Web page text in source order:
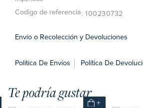
Codigo de referencia: 100230732
Envío o Recolección y Devoluciones
Política De Envíos Política De
Te podría gustar
+